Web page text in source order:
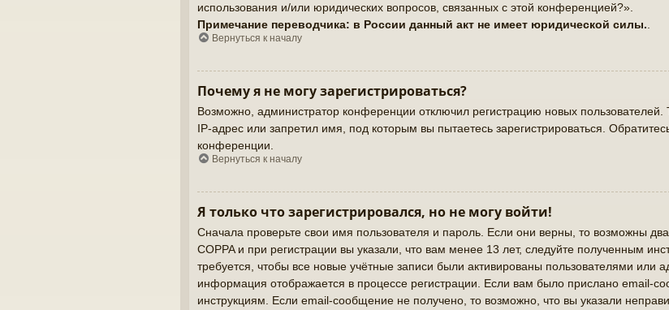
использования и/или юридических вопросов, связанных с этой конференцией?».
Примечание переводчика: в России данный акт не имеет юридической силы..
Вернуться к началу
Почему я не могу зарегистрироваться?
Возможно, администратор конференции отключил регистрацию новых
IP-адрес или запретил имя, под которым вы пытаетесь зарегистрироваться.
конференции.
Вернуться к началу
Я только что зарегистрировался, но не могу войти!
Сначала проверьте свои имя пользователя и пароль. Если они верны, то возможны
COPPA и при регистрации вы указали, что вам менее 13 лет, следуйте полученным
требуется, чтобы все новые учётные записи были активированы пользователями или
информация отображается в процессе регистрации. Если вам было прислано email-
инструкциям. Если email-сообщение не получено, то возможно, что вы указали